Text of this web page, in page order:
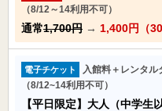
（8/12～14利用不可）
通常1,700円 → 1,400円（
電子チケット
入館料＋レンタ
（8/12~14利用不可）
【平日限定】大人（中学生